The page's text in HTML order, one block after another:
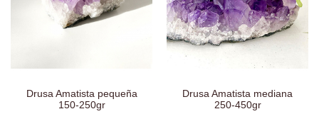
Drusa Amatista pequeña
150-250gr
Drusa Amatista mediana
250-450gr